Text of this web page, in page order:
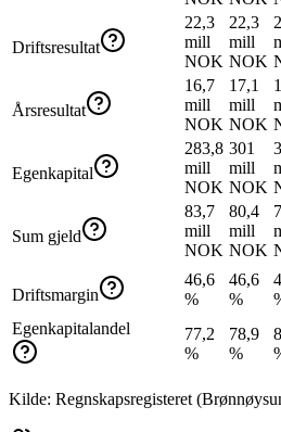
Driftsresultat
22,3
mill
NOK
22,3
mill
NOK
Årsresultat
16,7
mill
NOK
17,1
mill
NOK
Egenkapital
283,8
mill
NOK
301
mill
NOK
Sum gjeld
83,7
mill
NOK
80,4
mill
NOK
Driftsmargin
46,6
%
46,6
%
Egenkapitalandel
77,2
%
78,9
%
Kilde: Regnskapsregisteret